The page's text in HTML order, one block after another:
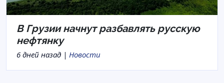
В Грузии начнут разбавлять русскую
нефтянку
6 дней назад | Новости